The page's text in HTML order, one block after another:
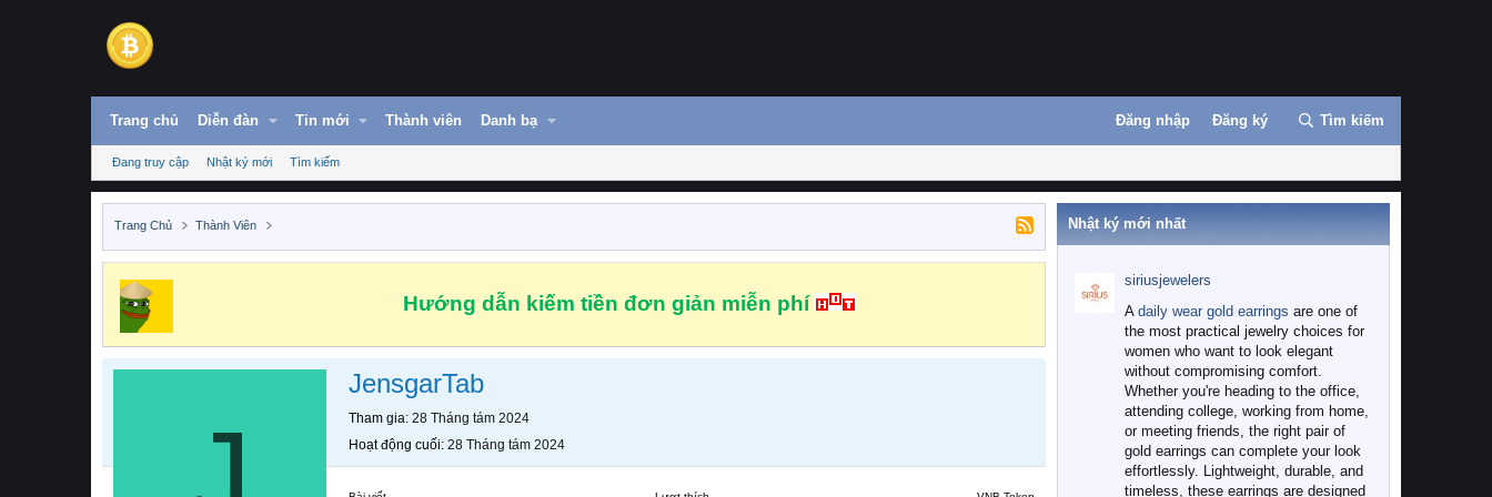
Trang chủ Diễn đàn Tin mới Thành viên Danh bạ Đăng nhập Đăng ký Tìm kiếm
Đang truy cập Nhật ký mới Tìm kiếm
Trang Chủ Thành Viên
Hướng dẫn kiếm tiền đơn giản miễn phí
JensgarTab
Tham gia 28 Tháng tám 2024
Hoạt động cuối 28 Tháng tám 2024
Nhật ký mới nhất
siriusjewelers
A daily wear gold earrings are one of
the most practical jewelry choices for
women who want to look elegant
without compromising comfort.
Whether you're heading to the office,
attending college, working from home,
or meeting friends, the right pair of
gold earrings can complete your look
effortlessly. Lightweight, durable, and
timeless, these earrings are designed